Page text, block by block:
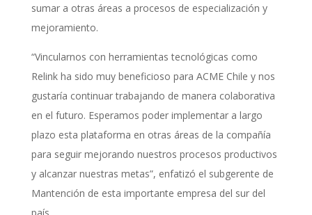
sumar a otras áreas a procesos de especialización y
mejoramiento.
“Vincularnos con herramientas tecnológicas como
Relink ha sido muy beneficioso para ACME Chile y nos
gustaría continuar trabajando de manera colaborativa
en el futuro. Esperamos poder implementar a largo
plazo esta plataforma en otras áreas de la compañía
para seguir mejorando nuestros procesos productivos
y alcanzar nuestras metas”, enfatizó el subgerente de
Mantención de esta importante empresa del sur del